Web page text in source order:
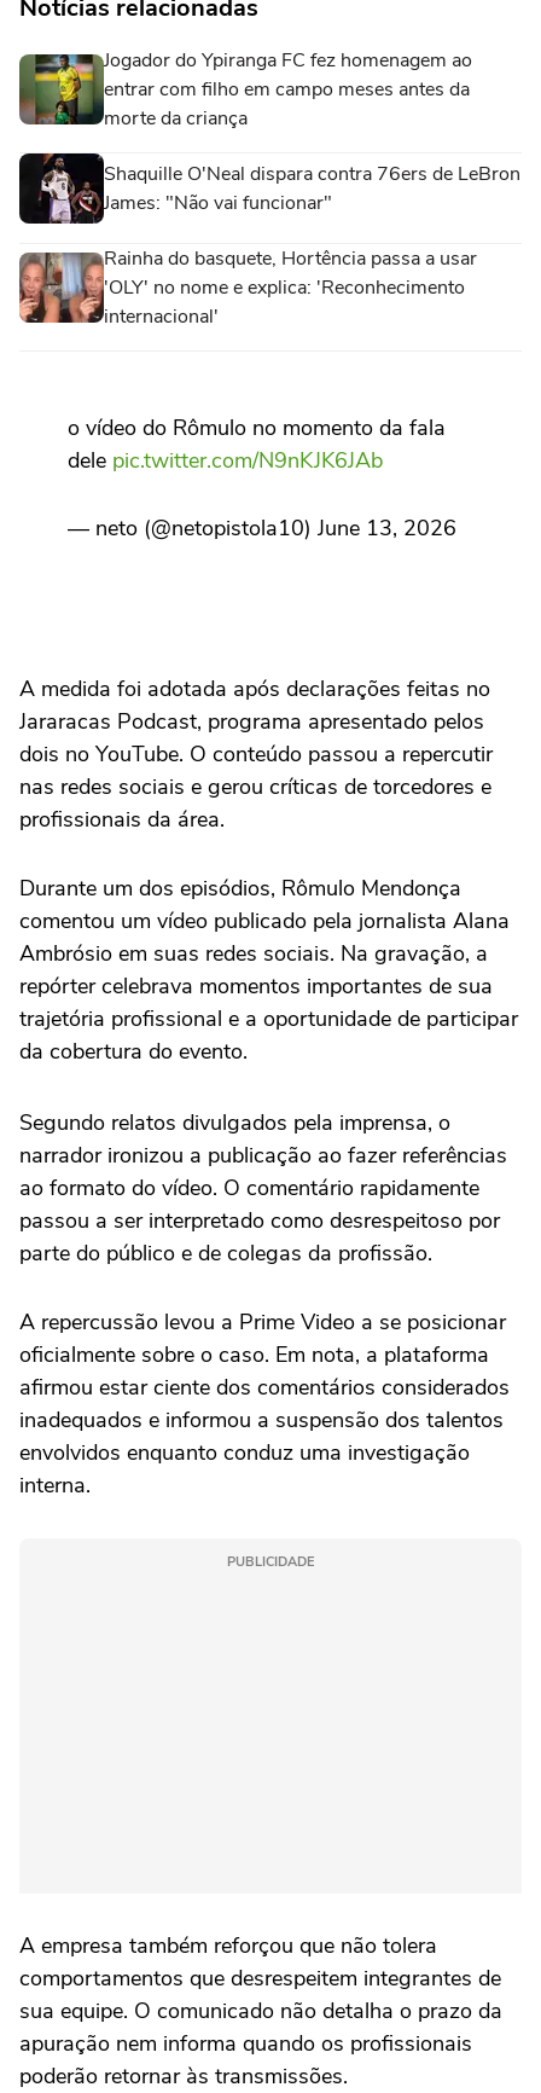
Notícias relacionadas
Jogador do Ypiranga FC fez homenagem ao
entrar com filho em campo meses antes da
morte da criança
Shaquille O'Neal dispara contra 76ers de LeBron
James: "Não vai funcionar"
Rainha do basquete, Hortência passa a usar
'OLY' no nome e explica: 'Reconhecimento
internacional'
o vídeo do Rômulo no momento da fala
dele pic.twitter.com/N9nKJK6JAb
— neto (@netopistola10) June 13, 2026
A medida foi adotada após declarações feitas no
Jararacas Podcast, programa apresentado pelos
dois no YouTube. O conteúdo passou a repercutir
nas redes sociais e gerou críticas de torcedores e
profissionais da área.
Durante um dos episódios, Rômulo Mendonça
comentou um vídeo publicado pela jornalista Alana
Ambrósio em suas redes sociais. Na gravação, a
repórter celebrava momentos importantes de sua
trajetória profissional e a oportunidade de participar
da cobertura do evento.
Segundo relatos divulgados pela imprensa, o
narrador ironizou a publicação ao fazer referências
ao formato do vídeo. O comentário rapidamente
passou a ser interpretado como desrespeitoso por
parte do público e de colegas da profissão.
A repercussão levou a Prime Video a se posicionar
oficialmente sobre o caso. Em nota, a plataforma
afirmou estar ciente dos comentários considerados
inadequados e informou a suspensão dos talentos
envolvidos enquanto conduz uma investigação
interna.
PUBLICIDADE
A empresa também reforçou que não tolera
comportamentos que desrespeitem integrantes de
sua equipe. O comunicado não detalha o prazo da
apuração nem informa quando os profissionais
poderão retornar às transmissões.